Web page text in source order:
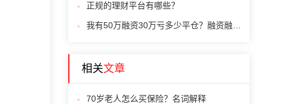
正规的理财平台有哪些？
相关文章
70岁老人怎么买保险？名词解释